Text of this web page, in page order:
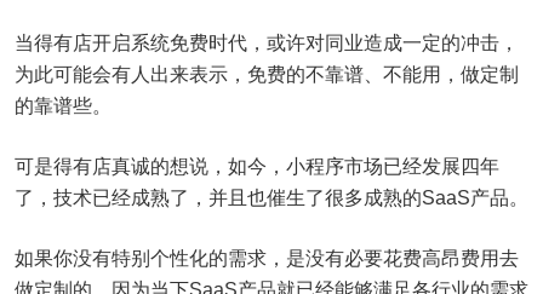
当得有店开启系统免费时代，或许对同业造成一定的冲击，
为此可能会有人出来表示，免费的不靠谱、不能用，做定制
的靠谱些。
可是得有店真诚的想说，如今，小程序市场已经发展四年
了，技术已经成熟了，并且也催生了很多成熟的SaaS产品。
如果你没有特别个性化的需求，是没有必要花费高昂费用去
做定制的，因为当下SaaS产品就已经能够满足各行业的需求